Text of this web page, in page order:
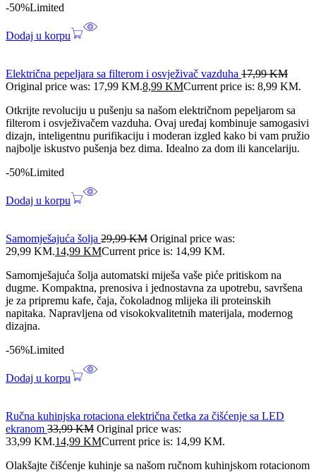
-50%Limited
Dodaj u korpu
Električna pepeljara sa filterom i osvježivač vazduha 17,99KM
Original price was: 17,99 KM.8,99 KMCurrent price is: 8,99 KM.
Otkrijte revoluciju u pušenju sa našom električnom pepeljarom sa
filterom i osvježivačem vazduha. Ovaj uređaj kombinuje samogasivi
dizajn, inteligentnu purifikaciju i moderan izgled kako bi vam pružio
najbolje iskustvo pušenja bez dima. Idealno za dom ili kancelariju.
-50%Limited
Dodaj u korpu
Samomješajuća šolja 29,99KM Original price was:
29,99 KM.14,99 KMCurrent price is: 14,99 KM.
Samomješajuća šolja automatski miješa vaše piće pritiskom na
dugme. Kompaktna, prenosiva i jednostavna za upotrebu, savršena
je za pripremu kafe, čaja, čokoladnog mlijeka ili proteinskih
napitaka. Napravljena od visokokvalitetnih materijala, modernog
dizajna.
-56%Limited
Dodaj u korpu
Ručna kuhinjska rotaciona električna četka za čišćenje sa LED
ekranom 33,99KM Original price was:
33,99 KM.14,99 KMCurrent price is: 14,99 KM.
Olakšajte čišćenje kuhinje sa našom ručnom kuhinjskom rotacionom